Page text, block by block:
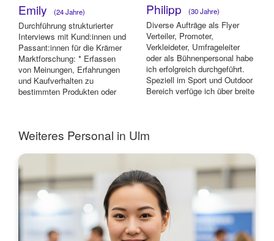
Emily (24 Jahre)
Durchführung strukturierter
Interviews mit Kund:innen und
Passant:innen für die Krämer
Marktforschung: * Erfassen
von Meinungen, Erfahrungen
und Kaufverhalten zu
bestimmten Produkten oder
Philipp (30 Jahre)
Diverse Aufträge als Flyer
Verteiler, Promoter,
Verkleideter, Umfrageleiter
oder als Bühnenpersonal habe
ich erfolgreich durchgeführt.
Speziell im Sport und Outdoor
Bereich verfüge ich über breite
Weiteres Personal in Ulm